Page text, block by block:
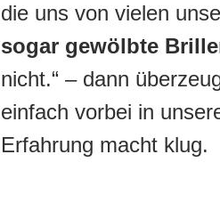
die uns von vielen
sogar gewölbte
nicht.“ – dann
einfach vorbei in
Erfahrung macht klug.